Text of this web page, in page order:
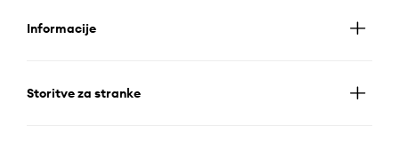
Informacije
Storitve za stranke